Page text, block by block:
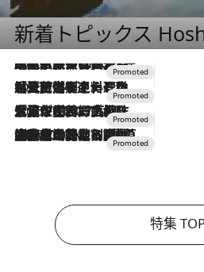
新着トピックス
2026.7.31
【ホテル帰省】という選択肢をOMOが提案。家族とほどよい距離を保つには「昼は実家、夜は気兼ねなくホテルで！」
2026.7.24
【夏限定ディナーコース】旬を迎える稚鮎や花ズッキーニなどをイタリア・トスカーナの郷土料理の手法で満喫！
2026.7.17
「土佐和ハーブかき氷」がOMO7高知に登場！生姜、山椒、大葉など目にも舌にも涼を呼ぶ郷土の味
2026.7.10
NEW OPEN！【界 草津】名湯の地に誕生。趣の異なる2種の温泉と上州ならではの会席・蕎麦割烹など美食を味わう究極の癒やし旅
特集